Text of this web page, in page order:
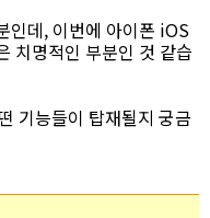
인데, 이번에 아이폰 iOS
치명적인 부분인 것 같습
기능들이 탑재될지 궁금